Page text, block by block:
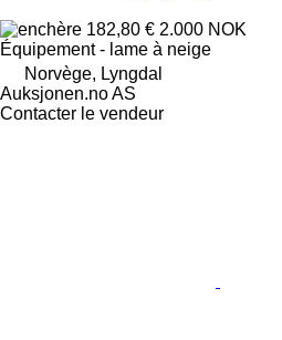
182,80 € 2.000 NOK
Équipement - lame à neige
Norvège, Lyngdal
Auksjonen.no AS
Contacter le vendeur